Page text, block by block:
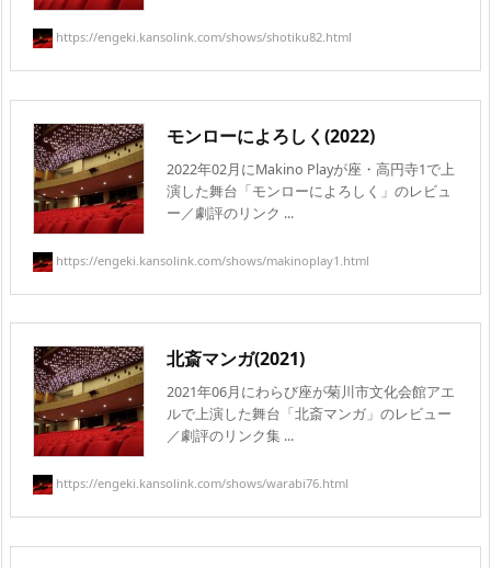
https://engeki.kansolink.com/shows/shotiku82.html
モンローによろしく(2022)
2022年02月にMakino Playが座・高円寺1で上
演した舞台「モンローによろしく」のレビュ
ー／劇評のリンク ...
https://engeki.kansolink.com/shows/makinoplay1.html
北斎マンガ(2021)
2021年06月にわらび座が菊川市文化会館アエ
ルで上演した舞台「北斎マンガ」のレビュー
／劇評のリンク集 ...
https://engeki.kansolink.com/shows/warabi76.html